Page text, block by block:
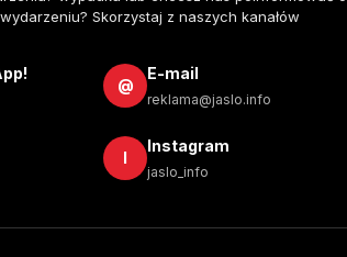
Skorzystaj z naszych kanałów
@
E-mail
reklama@jaslo.info
I
Instagram
jaslo_info